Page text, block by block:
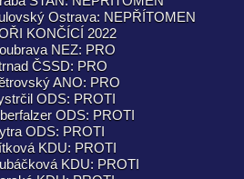
Ostrava: NEPŘÍTOMEN
KONČÍCÍ 2022
NEZ: PRO
ČSSD: PRO
ANO: PRO
ODS: PROTI
ODS: PROTI
ODS: PROTI
KDU: PROTI
KDU: PROTI